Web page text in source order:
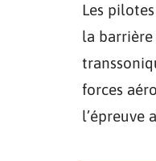
Les
la barrière
forces
l’épreuve